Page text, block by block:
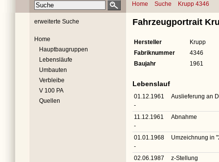
Home Suche Krupp 4346
erweiterte Suche
Home
Hauptbaugruppen
Lebensläufe
Umbauten
Verbleibe
V 100 PA
Quellen
Fahrzeugportrait
Hersteller
Krupp
Fabriknummer
4346
Baujahr
1961
Lebenslauf
01.12.1961
-
Auslieferung an
11.12.1961
-
Abnahme
01.01.1968
-
Umzeichnung in
02.06.1987
z-Stellung